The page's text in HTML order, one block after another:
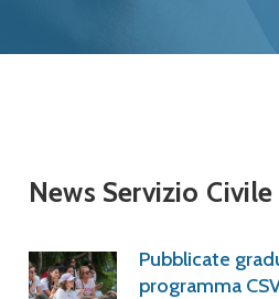
News Servizio Civile
Pubblicate
programma